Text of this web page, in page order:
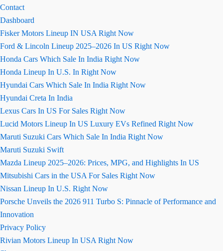
Contact
Dashboard
Fisker Motors Lineup IN USA Right Now
Ford & Lincoln Lineup 2025–2026 In US Right Now
Honda Cars Which Sale In India Right Now
Honda Lineup In U.S. In Right Now
Hyundai Cars Which Sale In India Right Now
Hyundai Creta In India
Lexus Cars In US For Sales Right Now
Lucid Motors Lineup In US Luxury EVs Refined Right Now
Maruti Suzuki Cars Which Sale In India Right Now
Maruti Suzuki Swift
Mazda Lineup 2025–2026: Prices, MPG, and Highlights In US
Mitsubishi Cars in the USA For Sales Right Now
Nissan Lineup In U.S. Right Now
Porsche Unveils the 2026 911 Turbo S: Pinnacle of Performance and
Innovation
Privacy Policy
Rivian Motors Lineup In USA Right Now